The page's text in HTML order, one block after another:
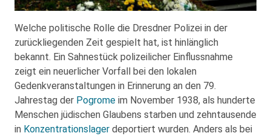
Welche politische Rolle die Dresdner Polizei in der
zurückliegenden Zeit gespielt hat, ist hinlänglich
bekannt. Ein Sahnestück polizeilicher Einflussnahme
zeigt ein neuerlicher Vorfall bei den lokalen
Gedenkveranstaltungen in Erinnerung an den 79.
Jahrestag der Pogrome im November 1938, als hunderte
Menschen jüdischen Glaubens starben und zehntausende
in Konzentrationslager deportiert wurden. Anders als bei